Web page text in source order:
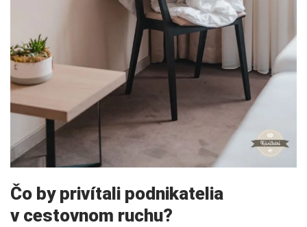
Čo by privítali podnikatelia
v cestovnom ruchu?